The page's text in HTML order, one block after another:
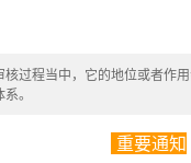
过程当中，它的地位或者作
。
重要通知